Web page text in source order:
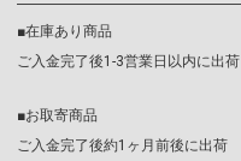
■在庫あり商品
ご入金完了後1-3営業日以内に出荷
■お取寄商品
ご入金完了後約1ヶ月前後に出荷